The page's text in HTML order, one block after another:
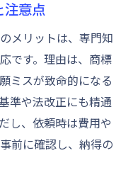
注意点
メリットは、専門知
です。理由は、商標
ミスが致命的になる
準や法改正にも精通
し、依頼時は費用や
前に確認し、納得の